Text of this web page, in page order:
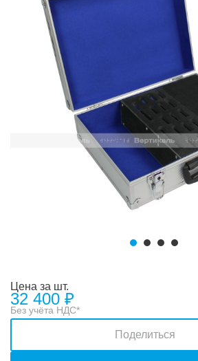
Цена за шт.
32 400 ₽
Без учёта НДС*
Поделиться